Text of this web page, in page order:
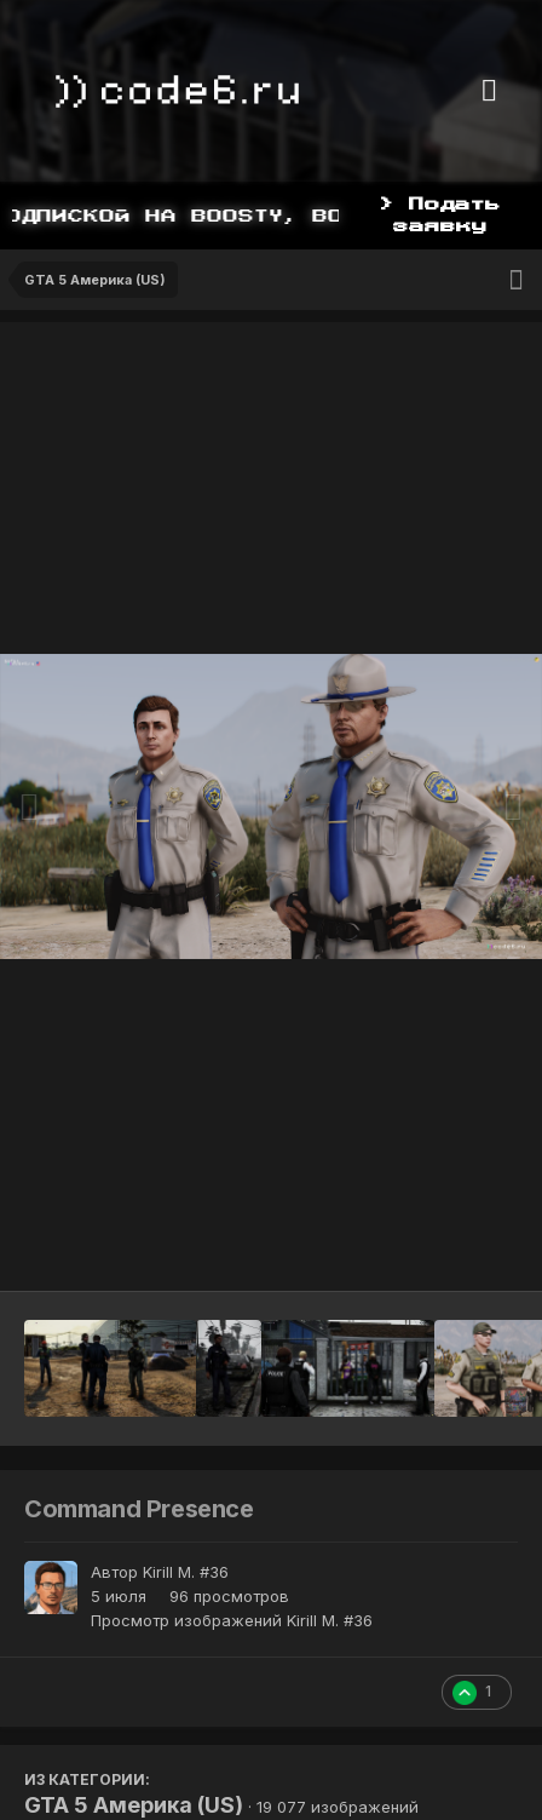
НА BOOSTY, BOOSTY.TO/YDDY
> Подать
заявку
GTA 5 Америка (US)
Command Presence
Автор Kirill M. #36
5 июля
96 просмотров
Просмотр изображений Kirill M. #36
1
ИЗ КАТЕГОРИИ:
GTA 5 Америка (US) · 19 077 изображений